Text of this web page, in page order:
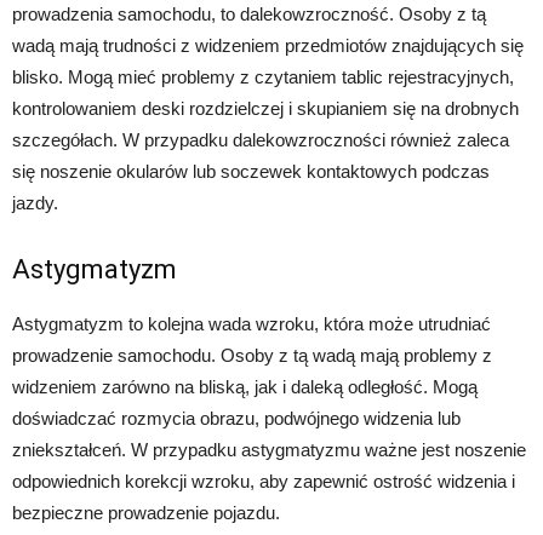
prowadzenia samochodu, to dalekowzroczność. Osoby z tą
wadą mają trudności z widzeniem przedmiotów znajdujących się
blisko. Mogą mieć problemy z czytaniem tablic rejestracyjnych,
kontrolowaniem deski rozdzielczej i skupianiem się na drobnych
szczegółach. W przypadku dalekowzroczności również zaleca
się noszenie okularów lub soczewek kontaktowych podczas
jazdy.
Astygmatyzm
Astygmatyzm to kolejna wada wzroku, która może utrudniać
prowadzenie samochodu. Osoby z tą wadą mają problemy z
widzeniem zarówno na bliską, jak i daleką odległość. Mogą
doświadczać rozmycia obrazu, podwójnego widzenia lub
zniekształceń. W przypadku astygmatyzmu ważne jest noszenie
odpowiednich korekcji wzroku, aby zapewnić ostrość widzenia i
bezpieczne prowadzenie pojazdu.